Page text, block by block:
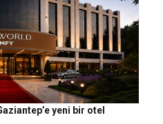
yeni bir otel